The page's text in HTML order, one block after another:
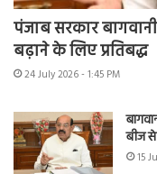
पंजाब सरकार
बढ़ाने के लिए प्रतिबद्ध
24 July 2026 - 1:45 PM
बीज से
15